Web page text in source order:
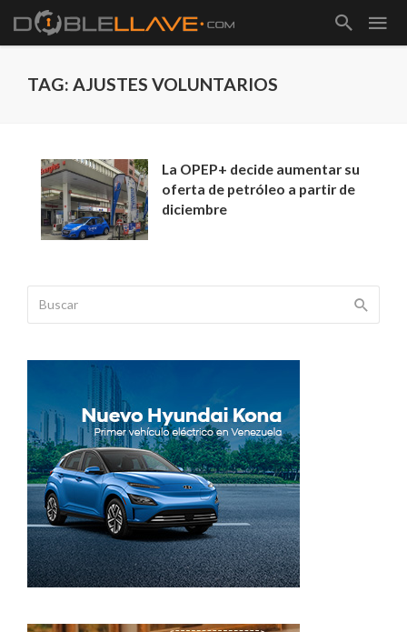
TAG: AJUSTES VOLUNTARIOS
La OPEP+ decide aumentar su
oferta de petróleo a partir de
diciembre